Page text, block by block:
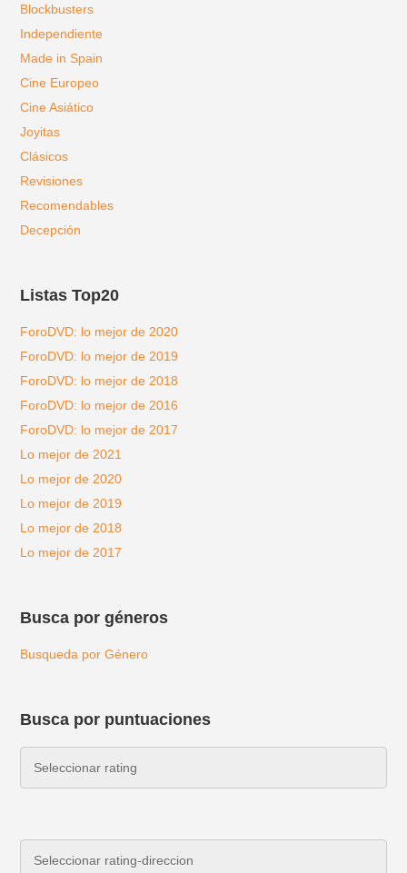
Blockbusters
Independiente
Made in Spain
Cine Europeo
Cine Asiático
Joyitas
Clásicos
Revisiones
Recomendables
Decepción
Listas Top20
ForoDVD: lo mejor de 2020
ForoDVD: lo mejor de 2019
ForoDVD: lo mejor de 2018
ForoDVD: lo mejor de 2016
ForoDVD: lo mejor de 2017
Lo mejor de 2021
Lo mejor de 2020
Lo mejor de 2019
Lo mejor de 2018
Lo mejor de 2017
Busca por géneros
Busqueda por Género
Busca por puntuaciones